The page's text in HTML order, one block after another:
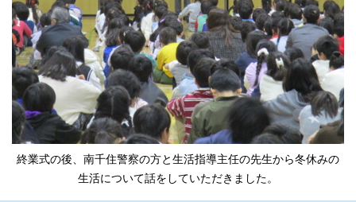
終業式の後、南千住警察の方と生活指導主任の先生から冬休みの
生活について話をしていただきました。